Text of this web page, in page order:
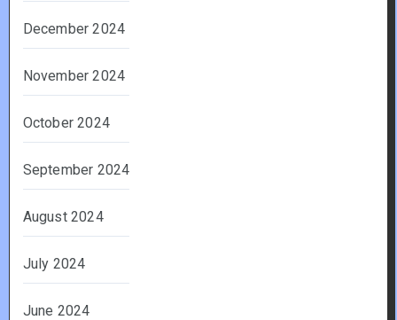
December 2024
November 2024
October 2024
September 2024
August 2024
July 2024
June 2024